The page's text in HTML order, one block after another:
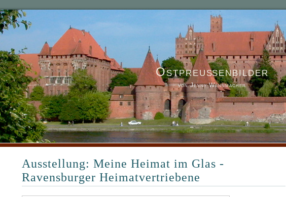
Ostpreußenbilder
von Jenny Wennmacher
Ausstellung: Meine Heimat im Glas -
Ravensburger Heimatvertriebene